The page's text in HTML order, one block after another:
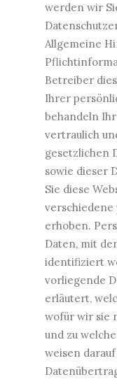
werden wir
Allgemeine
Betreiber
Ihrer
behandeln
vertraulich
gesetzlichen
sowie dieser
Sie diese
erhoben.
Daten, mit
identifiziert
vorliegende
erläutert,
wofür wir sie
und zu
weisen